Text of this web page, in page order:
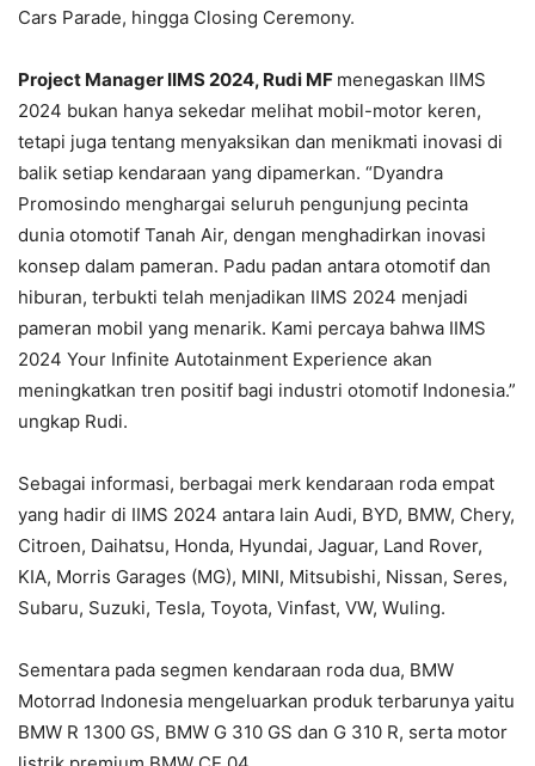
Cars Parade, hingga Closing Ceremony.
Project Manager IIMS 2024, Rudi MF menegaskan IIMS
2024 bukan hanya sekedar melihat mobil-motor keren,
tetapi juga tentang menyaksikan dan menikmati inovasi di
balik setiap kendaraan yang dipamerkan. “Dyandra
Promosindo menghargai seluruh pengunjung pecinta
dunia otomotif Tanah Air, dengan menghadirkan inovasi
konsep dalam pameran. Padu padan antara otomotif dan
hiburan, terbukti telah menjadikan IIMS 2024 menjadi
pameran mobil yang menarik. Kami percaya bahwa IIMS
2024 Your Infinite Autotainment Experience akan
meningkatkan tren positif bagi industri otomotif Indonesia.”
ungkap Rudi.
Sebagai informasi, berbagai merk kendaraan roda empat
yang hadir di IIMS 2024 antara lain Audi, BYD, BMW, Chery,
Citroen, Daihatsu, Honda, Hyundai, Jaguar, Land Rover,
KIA, Morris Garages (MG), MINI, Mitsubishi, Nissan, Seres,
Subaru, Suzuki, Tesla, Toyota, Vinfast, VW, Wuling.
Sementara pada segmen kendaraan roda dua, BMW
Motorrad Indonesia mengeluarkan produk terbarunya yaitu
BMW R 1300 GS, BMW G 310 GS dan G 310 R, serta motor